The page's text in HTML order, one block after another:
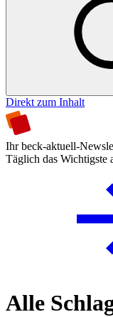
Direkt zum Inhalt
Ihr beck-aktuell-
Täglich das Wichtigste
Alle